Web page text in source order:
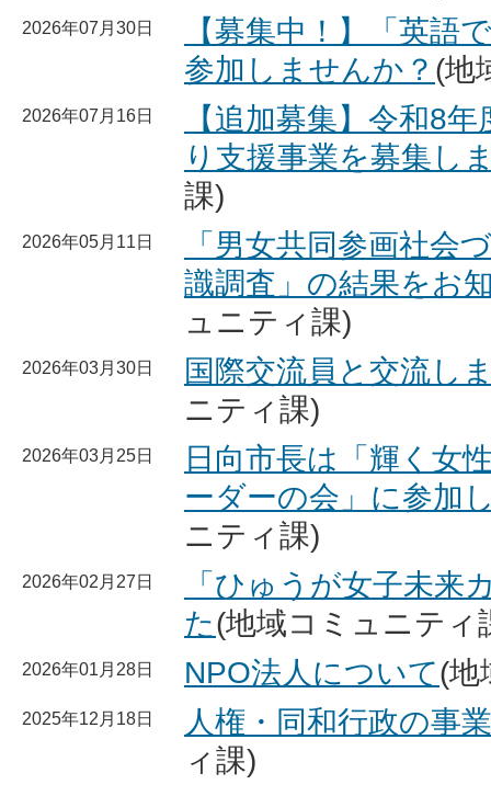
2026年07月30日
【募集中！】「英語
参加しませんか？ (地
2026年07月16日
【追加募集】令和8
り支援事業を募集し
課)
2026年05月11日
「男女共同参画社会
識調査」の結果をお
ュニティ課)
2026年03月30日
国際交流員と交流し
ニティ課)
2026年03月25日
日向市長は「輝く女
ーダーの会」に参加
ニティ課)
2026年02月27日
「ひゅうが女子未来
た(地域コミュニティ
2026年01月28日 NPO法人について(地
2025年12月18日
人権・同和行政の事
ィ課)